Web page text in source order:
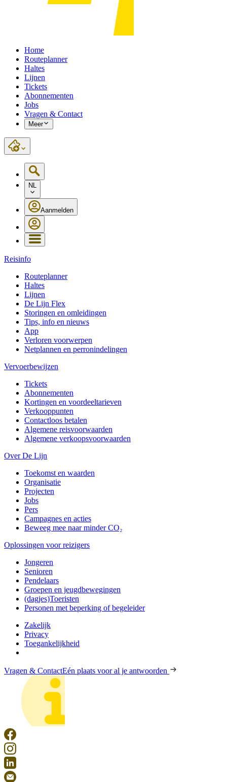
Home
Routeplanner
Haltes
Lijnen
Tickets
Abonnementen
Jobs
Vragen & Contact
Meer
NL
Aanmelden
Reisinfo
Routeplanner
Haltes
Lijnen
De Lijn Flex
Storingen en omleidingen
Tips, info en nieuws
App
Verloren voorwerpen
Netplannen en perronindelingen
Vervoerbewijzen
Tickets
Abonnementen
Kortingen en voordeeltarieven
Verkooppunten
Contactloos betalen
Algemene reisvoorwaarden
Algemene verkoopsvoorwaarden
Over De Lijn
Toekomst en waarden
Organisatie
Projecten
Jobs
Pers
Campagnes en acties
Beweeg mee naar minder CO₂
Oplossingen voor reizigers
Jongeren
Senioren
Pendelaars
Groepen en jeugdbewegingen
(dagjes)Toeristen
Personen met beperking of begeleider
Zakelijk
Privacy
Toegankelijkheid
Vragen & ContactEén plaats voor al je antwoorden